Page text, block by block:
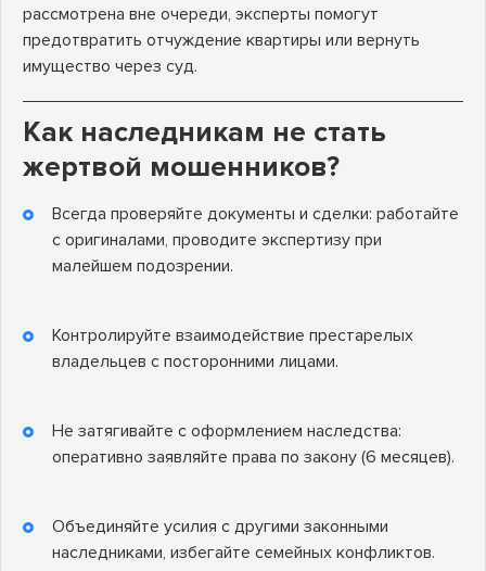
рассмотрена вне очереди, эксперты помогут
предотвратить отчуждение квартиры или вернуть
имущество через суд.
Как наследникам не стать
жертвой мошенников?
Всегда проверяйте документы и сделки: работайте
с оригиналами, проводите экспертизу при
малейшем подозрении.
Контролируйте взаимодействие престарелых
владельцев с посторонними лицами.
Не затягивайте с оформлением наследства:
оперативно заявляйте права по закону (6 месяцев).
Объединяйте усилия с другими законными
наследниками, избегайте семейных конфликтов.